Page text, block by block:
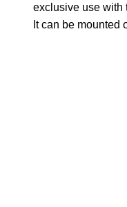
exclusive use with
It can be mounted